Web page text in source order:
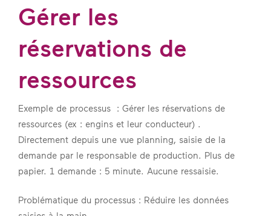
Gérer les
réservations de
ressources
Exemple de processus : Gérer les réservations de
ressources (ex : engins et leur conducteur) .
Directement depuis une vue planning, saisie de la
demande par le responsable de production. Plus de
papier. 1 demande : 5 minute. Aucune ressaisie.
Problématique du processus : Réduire les données